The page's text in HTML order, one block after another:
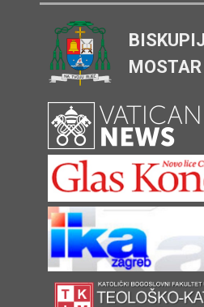
MOSTAR